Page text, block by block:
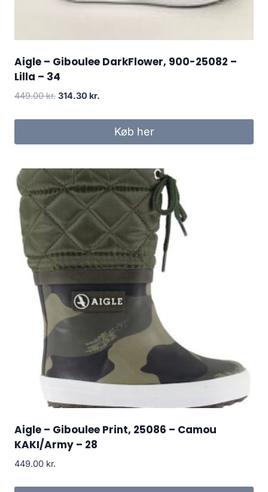
Aigle – Giboulee DarkFlower, 900-25082 –
Lilla – 34
449.00kr. Den
pris
314.30 kr.
pris
Køb her
Aigle – Giboulee Print, 25086 – Camou
KAKI/Army – 28
449.00 kr.